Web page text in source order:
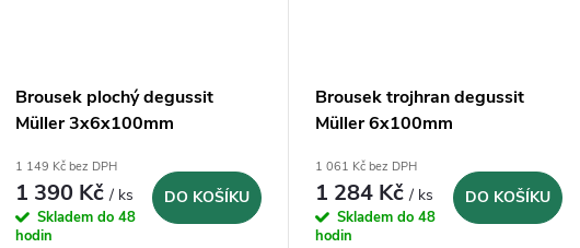
Brousek plochý degussit
Müller 3x6x100mm
1 149 Kč bez DPH
1 390 Kč/ ks
Skladem do 48
hodin
DO KOŠÍKU
Brousek trojhran degussit
Müller 6x100mm
1 061 Kč bez DPH
1 284 Kč/ ks
Skladem do 48
hodin
DO KOŠÍKU